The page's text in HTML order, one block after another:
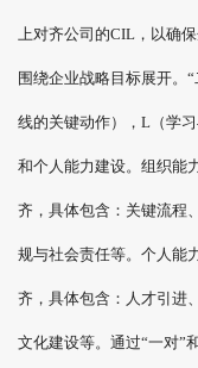
上对齐公司的CIL，以确
围绕企业战略目标展开。
线的关键动作），L（学
和个人能力建设。组织能
齐，具体包含：关键流程
规与社会责任等。个人能
齐，具体包含：人才引进
文化建设等。通过“一对”